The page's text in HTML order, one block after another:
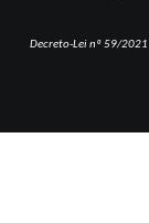
Decreto-Lei nº 59/2021